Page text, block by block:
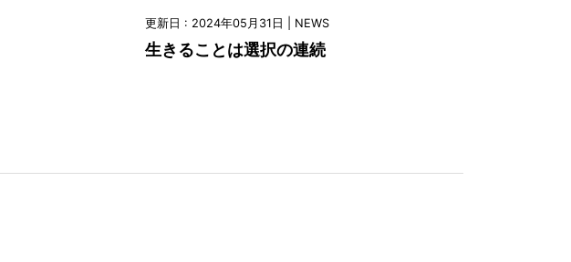
更新日 : 2024年05月31日 | NEWS
生きることは選択の連続